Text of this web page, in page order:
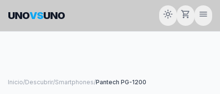
UNOVSUNO light_mode shopping_cart menu
Inicio/Descubrir/Smartphones/Pantech PG-1200